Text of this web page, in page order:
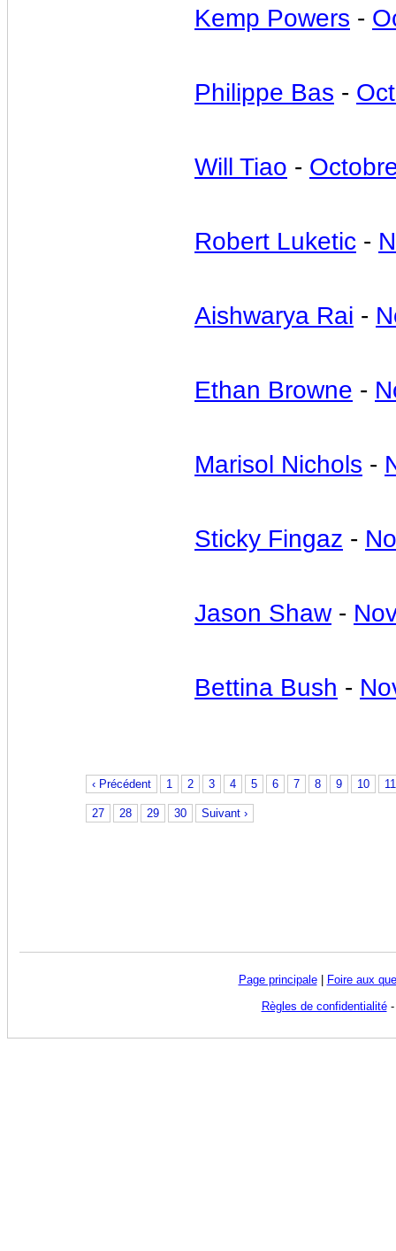
Kemp Powers -
Philippe Bas -
Will Tiao -
Robert Luketic -
Aishwarya Rai -
Ethan Browne -
Marisol Nichols -
Sticky Fingaz -
Jason Shaw-
Bettina Bush -
‹ Précédent 1 2 3 4 5 6 7 8 9 10 11
27 28 29 30 Suivant ›
Page principale| Foire aux
Règles de confidentialité-